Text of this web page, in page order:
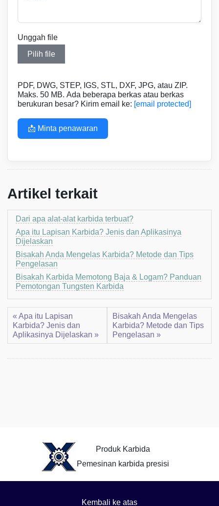
Unggah file
Pilih file
PDF, DWG, STEP, IGS, STL, DXF, JPG, atau ZIP.
Maks. 50 MB. Ada beberapa berkas atau berkas
berukuran besar? Kirim email ke: [email protected]
📩 Minta penawaran
Artikel terkait
Dari apa alat-alat karbida terbuat?
Apa itu Lapisan Karbida? Jenis dan Aplikasinya
Dijelaskan
Bisakah Anda Mengelas Karbida? Metode dan Tips
Pengelasan
Bisakah Karbida Memotong Baja & Logam? Panduan
Pemotongan Tungsten Karbida
« Apa itu Lapisan
Karbida? Jenis dan
Aplikasinya Dijelaskan »
Bisakah Anda Mengelas
Karbida? Metode dan Tips
Pengelasan »
Produk Karbida
Pemesinan karbida presisi
Kembali ke atas